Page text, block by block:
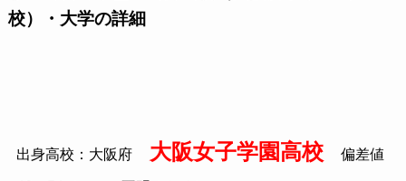
校）・大学の詳細
出身高校：大阪府 大阪女子学園高校 偏差値